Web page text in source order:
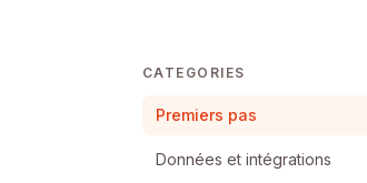
CATEGORIES
Premiers pas
Données et intégrations